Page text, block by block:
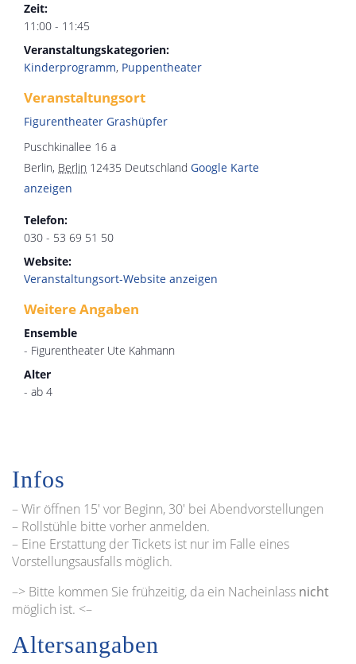
Zeit:
11:00 - 11:45
Veranstaltungskategorien:
Kinderprogramm, Puppentheater
Veranstaltungsort
Figurentheater Grashüpfer
Puschkinallee 16 a
Berlin, Berlin 12435 Deutschland Google Karte
anzeigen
Telefon:
030 - 53 69 51 50
Website:
Veranstaltungsort-Website anzeigen
Weitere Angaben
Ensemble
- Figurentheater Ute Kahmann
Alter
- ab 4
Infos
– Wir öffnen 15′ vor Beginn, 30′ bei Abendvorstellungen
– Rollstühle bitte vorher anmelden.
– Eine Erstattung der Tickets ist nur im Falle eines
Vorstellungsausfalls möglich.
–> Bitte kommen Sie frühzeitig, da ein Nacheinlass nicht
möglich ist. <–
Altersangaben